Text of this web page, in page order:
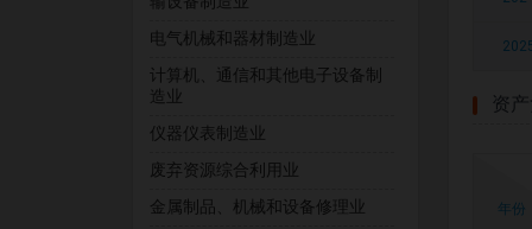
电气机械和器材制造业
计算机、通信和其他电子设备制
造业
仪器仪表制造业
废弃资源综合利用业
金属制品、机械和设备修理业
资
年份